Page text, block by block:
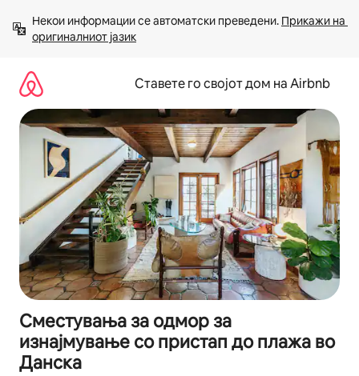
содржина
Некои информации се автоматски преведени. Прикажи на
оригиналниот јазик
Ставете го својот дом на Airbnb
Сместувања за одмор за
изнајмување со пристап до плажа во
Данска